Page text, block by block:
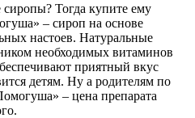
Тогда купите ему
– сироп на основе
настоев. Натуральные
необходимых витаминов
приятный вкус
детям. Ну а родителям по
– цена препарата